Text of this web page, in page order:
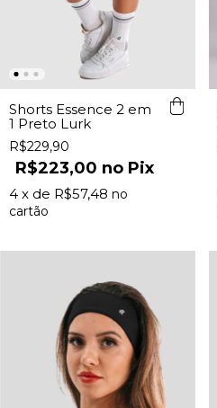
Shorts Essence 2 em
1 Preto Lurk
R$229,90
R$223,00 Pix
4 x de R$57,48